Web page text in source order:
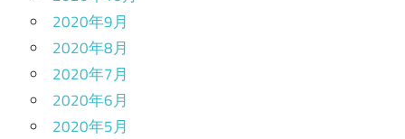
2020年9月
2020年8月
2020年7月
2020年6月
2020年5月